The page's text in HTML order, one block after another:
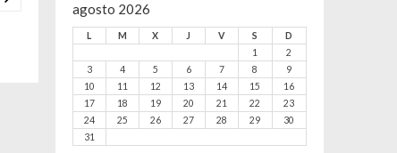
agosto 2026
L M X J V S
D
1
2
3
4 5 6 7 8
9
10
11 12 13 14 15
16
17
18 19 20 21 22
23
24
25 26 27 28 29
30
31